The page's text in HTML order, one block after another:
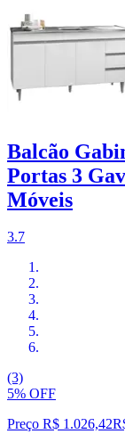
Balcão
Portas 3
Móveis
3.7
(3)
5% OFF
Preço R$ 1.026,42